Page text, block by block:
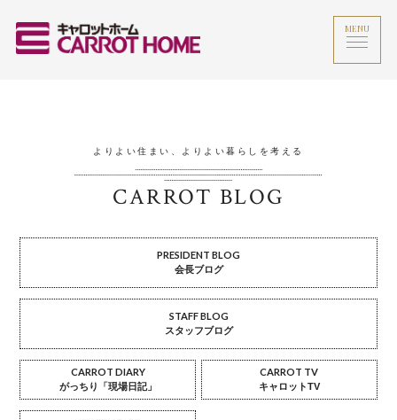
MENU
よりよい住まい、よりよい暮らしを考える
CARROT BLOG
PRESIDENT BLOG
会長ブログ
STAFF BLOG
スタッフブログ
CARROT DIARY
がっちり「現場日記」
CARROT TV
キャロットTV